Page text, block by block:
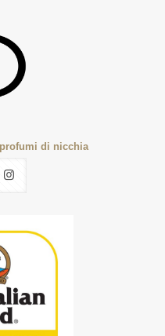
di nicchia